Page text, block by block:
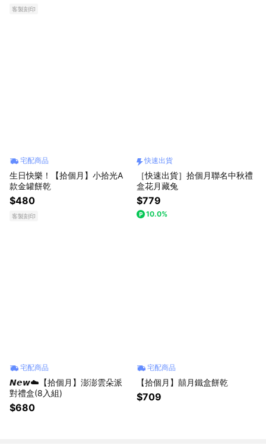
客製刻印
宅配商品
生日快樂！【拾個月】小拾光A
款金罐餅乾
$480
客製刻印
快速出貨
［快速出貨］拾個月聯名中秋禮
盒花月藏兔
$779
10.0%
宅配商品
𝙉𝙚𝙬☁️【拾個月】澎澎雲朵派
對禮盒(8入組)
$680
宅配商品
【拾個月】囍月鐵盒餅乾
$709